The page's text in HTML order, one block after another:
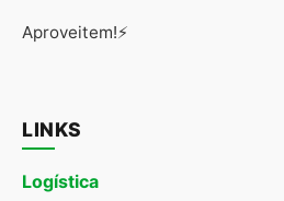
Aproveitem!⚡
LINKS
Logística